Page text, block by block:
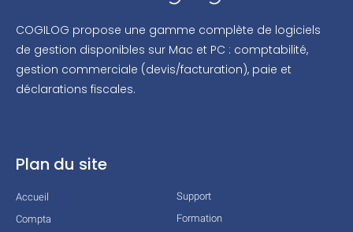
COGILOG propose une gamme complète de logiciels
de gestion disponibles sur Mac et PC : comptabilité,
gestion commerciale (devis/facturation), paie et
déclarations fiscales.
Plan du site
Accueil
Compta
Support
Formation